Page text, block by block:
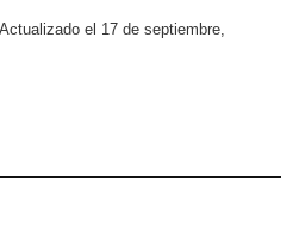
el 17 de septiembre,